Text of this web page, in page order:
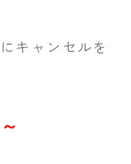
キャンセルを